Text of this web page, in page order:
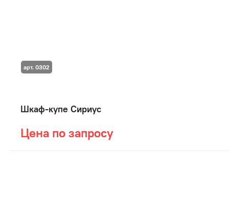
Шкаф-купе Сириус
Цена по запросу
арт. 0302